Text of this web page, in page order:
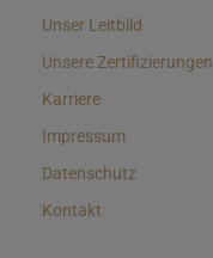
Unser Leitbild
Unsere Zertifizierungen
Karriere
Impressum
Datenschutz
Kontakt